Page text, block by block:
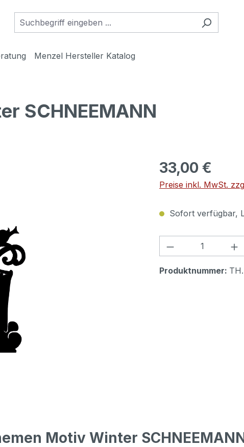
Menzel Hersteller Katalog
SCHNEEMANN
33,00 €
Preise inkl. MwSt.
Sofort verfügbar,
Produkt
Produktnummer:
Motiv Winter